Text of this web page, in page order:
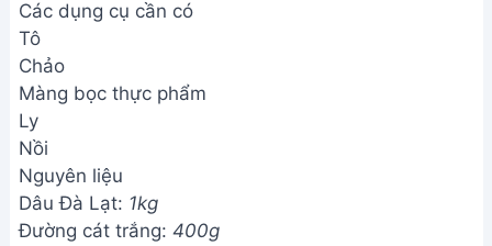
Các dụng cụ cần có
Tô
Chảo
Màng bọc thực phẩm
Ly
Nồi
Nguyên liệu
Dâu Đà Lạt: 1kg
Đường cát trắng: 400g